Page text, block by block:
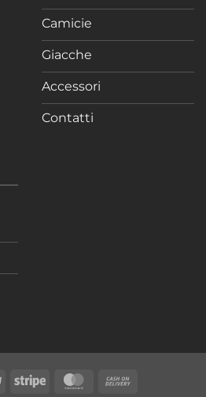
Camicie
Giacche
Accessori
Contatti
PayPal Stripe MasterCard